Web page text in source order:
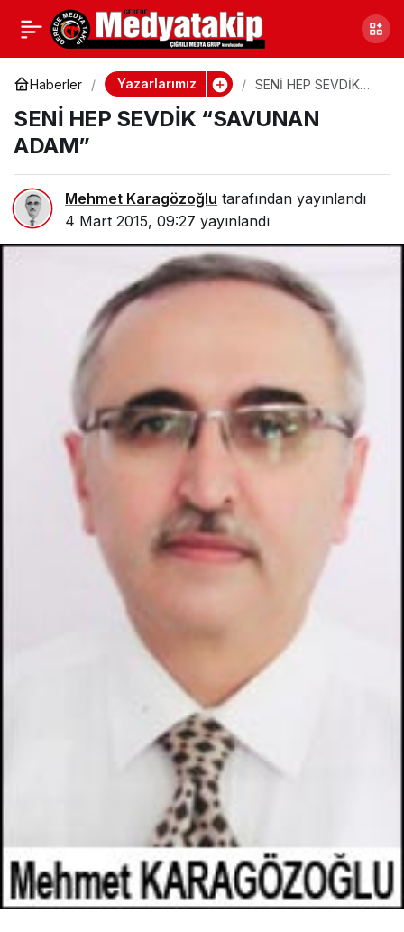
Haberler Yazarlarımız
SENİ HEP SEVDİK
SENİ HEP SEVDİK “SAVUNAN
ADAM”
Mehmet Karagözoğlu tarafından yayınlandı
4 Mart 2015, 09:27 yayınlandı
BEŞİKTAŞ Paylaş